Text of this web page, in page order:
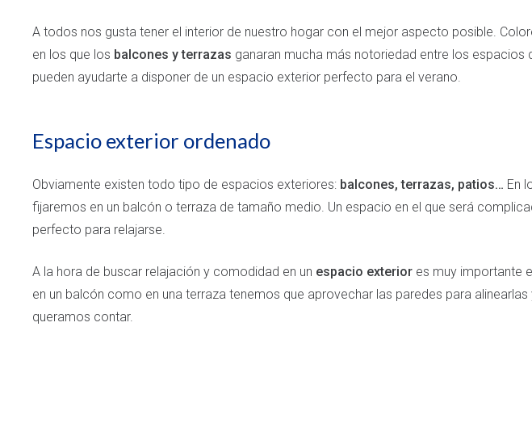
A todos nos gusta tener el interior de nuestro hogar con el mejor aspecto posible.
en los que los balcones y terrazas ganaran mucha más notoriedad entre los
pueden ayudarte a disponer de un espacio exterior perfecto para el verano.
Espacio exterior ordenado
Obviamente existen todo tipo de espacios exteriores: balcones, terrazas, patios… En
fijaremos en un balcón o terraza de tamaño medio. Un espacio en el que será
perfecto para relajarse.
A la hora de buscar relajación y comodidad en un espacio exterior es muy importante
en un balcón como en una terraza tenemos que aprovechar las paredes para
queramos contar.